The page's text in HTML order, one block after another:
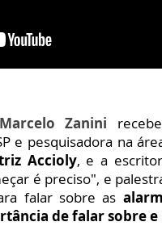
Marcelo Zanini
e pesquisadora na
Accioly, e a
é preciso", e
falar sobre as
de falar sobre e